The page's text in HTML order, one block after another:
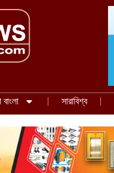
বাংলা সারাবিশ্ব